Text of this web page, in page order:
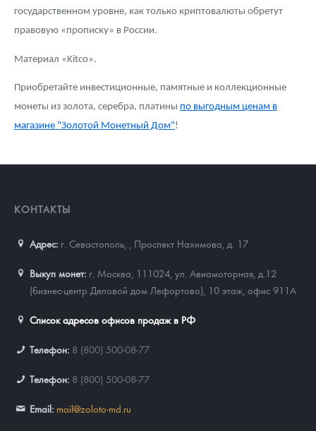
государственном уровне, как только криптовалюты обретут
правовую «прописку» в России.
Материал «Kitco».
Приобретайте инвестиционные, памятные и коллекционные
монеты из золота, серебра, платины по выгодным ценам в
магазине "Золотой Монетный Дом"!
КОНТАКТЫ
Адрес: г. Севастополь, Проспект Нахимова, д. 17
Выкуп монет: г. Москва, 111024, ул. Авиамоторная, д.12
(бизнес-центр Деловой дом Лефортово), 10 этаж, офис 911А
Список адресов офисов продаж в РФ
Телефон: 8 (800) 500-08-77
Телефон: 8 (800) 500-08-77
Email: mail@zoloto-md.ru